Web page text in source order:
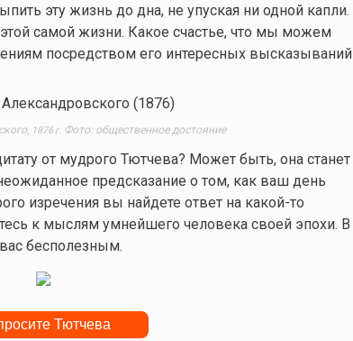
эту жизнь до дна, не упуская ни одной капли.
самой жизни. Какое счастье, что мы можем
посредством его интересных высказываний
1876 г. Фото: общественное достояние
от мудрого Тютчева? Может быть, она станет
предсказание о том, как ваш день
изречения вы найдете ответ на какой-то
к мыслям умнейшего человека своей эпохи. В
бесполезным.